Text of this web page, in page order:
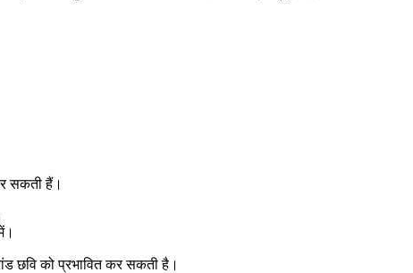
सकती हैं।
छवि को प्रभावित कर सकती है।